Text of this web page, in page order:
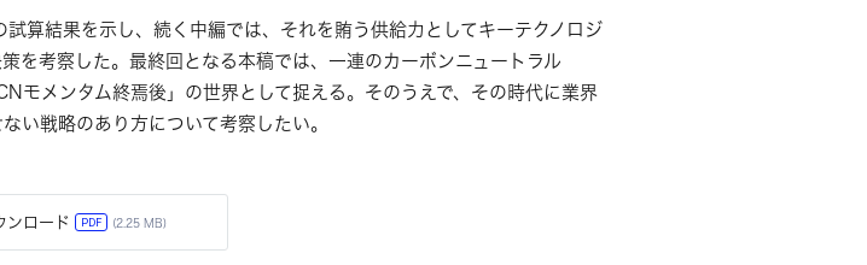
算結果を示し、続く中編では、それを賄う供給力としてキーテクノロジ
を考察した。最終回となる本稿では、一連のカーボンニュートラル
モメンタム終焉後」の世界として捉える。そのうえで、その時代に業界
い戦略のあり方について考察したい。
ンロード PDF (2.25 MB)